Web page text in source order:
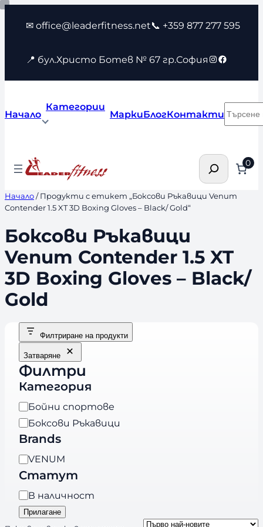
Към
съдържанието
✉ office@leaderfitness.net📞 +359 877 277 595
📍 бул.Христо Ботев № 67 гр.София Instagram
Facebook
Начало
Категории
МаркиБлогКонтакти
Търсене 0
Начало/ Продукти с етикет „Боксови Ръкавици Venum
Contender 1.5 XT 3D Boxing Gloves – Black/ Gold“
Боксови Ръкавици
Venum Contender 1.5 XT
3D Boxing Gloves – Black/
Gold
Филтриране на продукти
Затваряне
Филтри
Категория
К
а
т
г
о
р
и
Бойни спортове
Боксови Ръкавици
Brands
B
r
a
n
d
VENUM
Статут
Н
а
В наличност
Прилагане